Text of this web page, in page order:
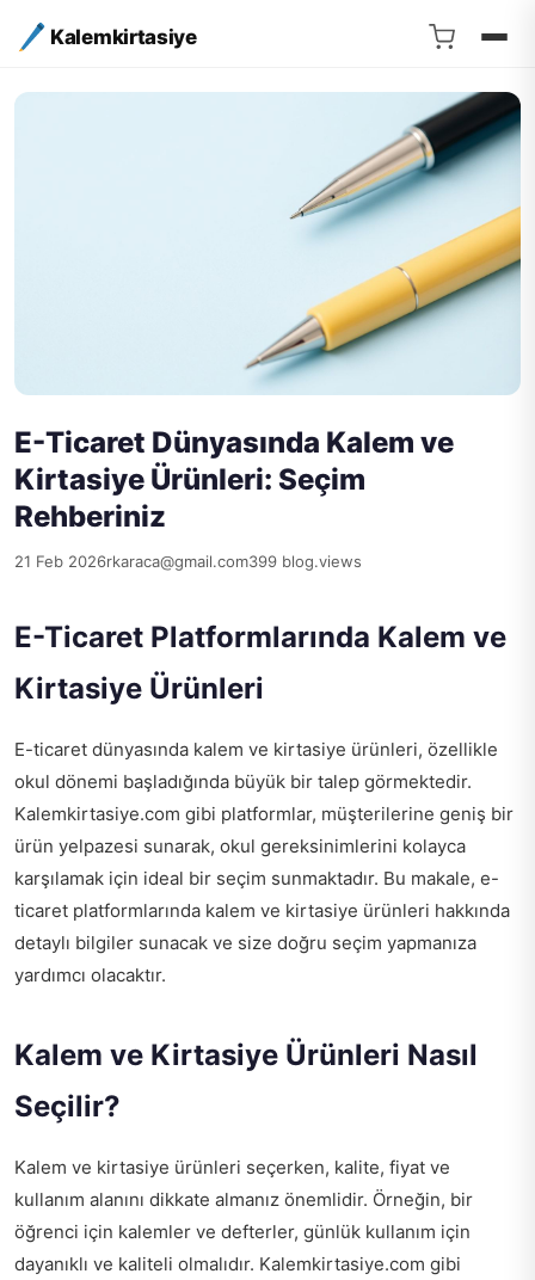
Kalemkirtasiye
E-Ticaret Dünyasında Kalem ve
Kirtasiye Ürünleri: Seçim
Rehberiniz
21 Feb 2026rkaraca@gmail.com399 blog.views
E-Ticaret Platformlarında Kalem ve
Kirtasiye Ürünleri
E-ticaret dünyasında kalem ve kirtasiye ürünleri, özellikle
okul dönemi başladığında büyük bir talep görmektedir.
Kalemkirtasiye.com gibi platformlar, müşterilerine geniş bir
ürün yelpazesi sunarak, okul gereksinimlerini kolayca
karşılamak için ideal bir seçim sunmaktadır. Bu makale, e-
ticaret platformlarında kalem ve kirtasiye ürünleri hakkında
detaylı bilgiler sunacak ve size doğru seçim yapmanıza
yardımcı olacaktır.
Kalem ve Kirtasiye Ürünleri Nasıl
Seçilir?
Kalem ve kirtasiye ürünleri seçerken, kalite, fiyat ve
kullanım alanını dikkate almanız önemlidir. Örneğin, bir
öğrenci için kalemler ve defterler, günlük kullanım için
dayanıklı ve kaliteli olmalıdır. Kalemkirtasiye.com gibi